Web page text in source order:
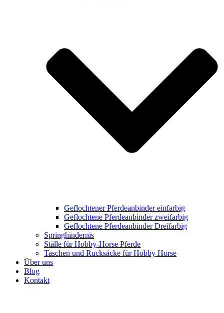
Geflochtener Pferdeanbinder einfarbig
Geflochtene Pferdeanbinder zweifarbig
Geflochtene Pferdeanbinder Dreifarbig
Springhindernis
Ställe für Hobby-Horse Pferde
Taschen und Rucksäcke für Hobby Horse
Über uns
Blog
Kontakt